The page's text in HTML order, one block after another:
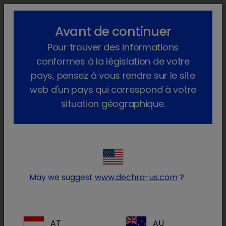
lock_outline search menu
Découvrez Zenalpha
Avant de continuer
Pour trouver des informations
conformes à la législation de votre
pays, pensez à vous rendre sur le site
web d'un pays qui correspond à votre
situation géographique.
May we suggest www.dechra-us.com ?
AT AU